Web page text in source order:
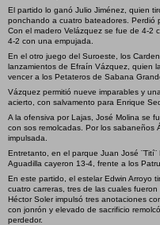
El partido lo ganó Julio Jiménez, quien
ponchando a cuatro bateadores. Perdió
Con el madero Velázquez se fue de 4-2
4-2 con una empujada.
En el otro juego del Suroeste, los
lanzamientos de Efraín Vázquez, quien
vencer a los Petateros de Sabana
Vázquez permitió nueve imparables y
acierto, con salvamento para Enrique
A la ofensiva por Lajas, José Molina se
con sos remolcadas. Por los sabaneños
impulsada.
Entretanto, en el parque Juan José
Aguadilla cayeron 13-4, frente a los
En este partido, el estelar Edwin Arroyo
cuatro carreras, tres de las cuales
Héctor Soler impulsó tres anotaciones
con jonrón y elevado de sacrificio
perdedor.